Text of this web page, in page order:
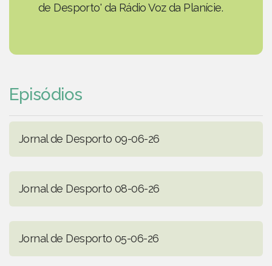
de Desporto' da Rádio Voz da Planície.
Episódios
Jornal de Desporto 09-06-26
Jornal de Desporto 08-06-26
Jornal de Desporto 05-06-26